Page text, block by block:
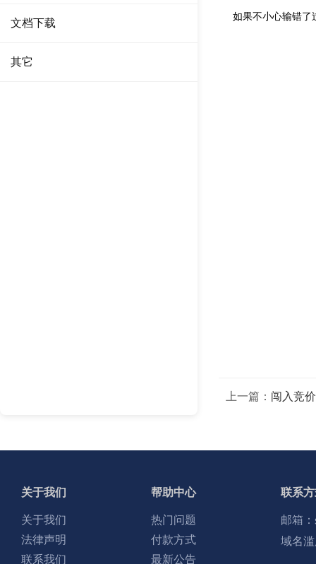
文档下载
其它
如果不小心输错了
上一篇： 闯入竞价
关于我们
关于我们
法律声明
联系我们
帮助中心
热门问题
付款方式
最新公告
联系
邮箱：
域名